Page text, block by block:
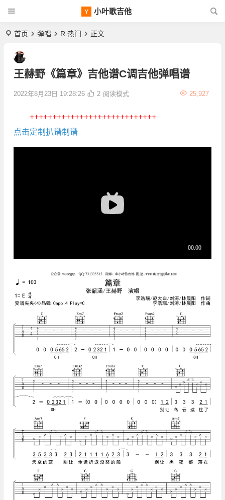
小叶歌吉他
首页 弹唱 R.热门 正文
王赫野《篇章》吉他谱C调吉他弹唱谱
2022年8月23日 19:28:26 25,927
2 阅读模式
++++++++++++++++++++++++++++
点击定制扒谱制谱